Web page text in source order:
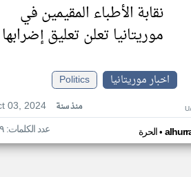
نقابة الأطباء المقيمين في
موريتانيا تعلن تعليق إضرابها
اخبار موريتانيا
Politics
03, 2024
منذ سنة
الحرة• عدد الكلمات: ٣٧٩